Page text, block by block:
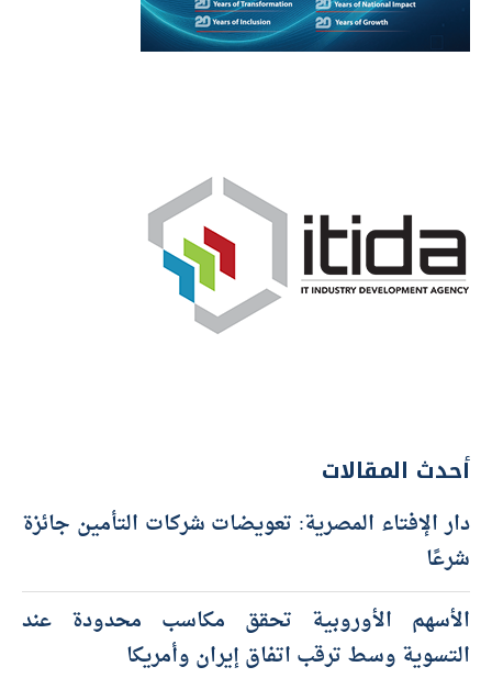
أحدث المقالات
دار الإفتاء المصرية: تعويضات شركات التأمين جائزة
شرعًا
الأسهم الأوروبية تحقق مكاسب محدودة عند
التسوية وسط ترقب اتفاق إيران وأمريكا